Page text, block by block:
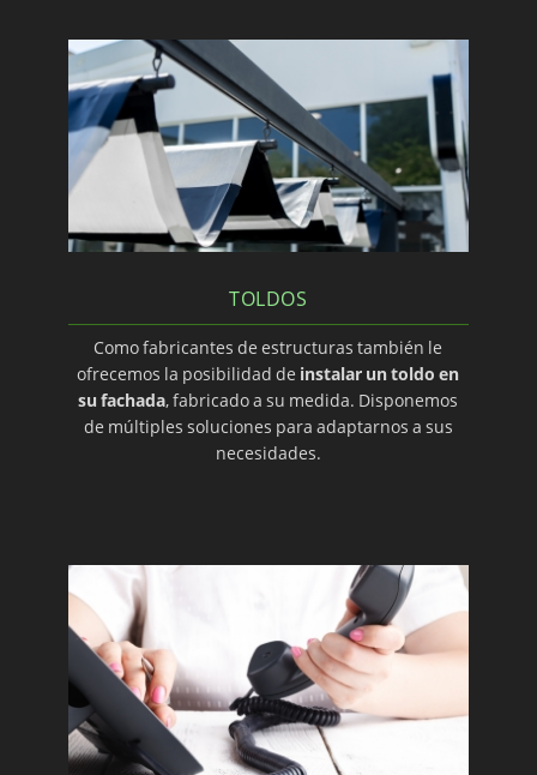
TOLDOS
Como fabricantes de estructuras también le
ofrecemos la posibilidad de instalar un toldo en
su fachada, fabricado a su medida. Disponemos
de múltiples soluciones para adaptarnos a sus
necesidades.